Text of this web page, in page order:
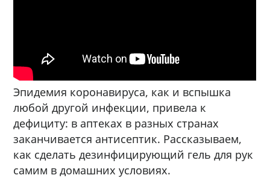
Эпидемия коронавируса, как и вспышка
любой другой инфекции, привела к
дефициту: в аптеках в разных странах
заканчивается антисептик. Рассказываем,
как сделать дезинфицирующий гель для рук
самим в домашних условиях.